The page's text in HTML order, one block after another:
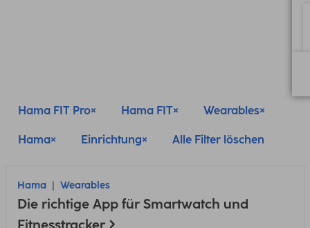
Hama FIT Pro Hama FIT Wearables
Hama Einrichtung Alle Filter löschen
Hama Wearables
Die richtige App für Smartwatch und